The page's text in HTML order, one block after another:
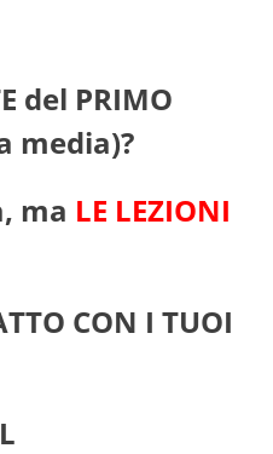
del PRIMO
media)?
ma LE LEZIONI
CON I TUOI